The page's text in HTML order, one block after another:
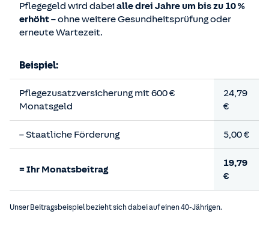
Pflegegeld wird dabeialle drei Jahre um bis zu 10 %
erhöht– ohne weitere Gesundheitsprüfung oder
erneute Wartezeit.
Beispiel:
Pflegezusatzversicherung mit 600 €
Monatsgeld
24,79
€
– Staatliche Förderung 5,00 €
= Ihr Monatsbeitrag
19,79
€
Unser Beitragsbeispiel bezieht sich dabei auf einen 40-Jährigen.